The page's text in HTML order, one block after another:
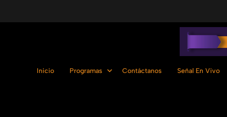
Inicio Programas Contáctanos Señal En Vivo